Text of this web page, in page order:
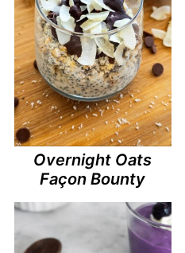
Overnight Oats
Façon Bounty